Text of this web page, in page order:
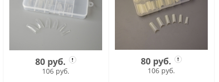
80 руб.
106 руб.
80 руб.
106 руб.